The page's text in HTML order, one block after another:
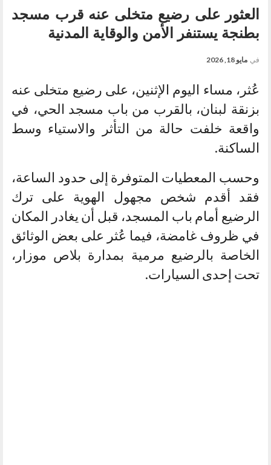
العثور على رضيع متخلى عنه قرب مسجد
بطنجة يستنفر الأمن والوقاية المدنية
في مايو 18, 2026
عُثر، مساء اليوم الإثنين، على رضيع متخلى عنه
بزنقة لبنان، بالقرب من باب مسجد الحي، في
واقعة خلفت حالة من التأثر والاستياء وسط
الساكنة.
وحسب المعطيات المتوفرة إلى حدود الساعة،
فقد أقدم شخص مجهول الهوية على ترك
الرضيع أمام باب المسجد، قبل أن يغادر المكان
في ظروف غامضة، فيما عُثر على بعض الوثائق
الخاصة بالرضيع مرمية بمدارة بلاص موزار،
تحت إحدى السيارات.